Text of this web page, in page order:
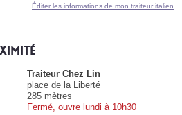
Éditer les informations de mon traiteur italien
Traiteur Chez Lin
place de la Liberté
285 mètres
Fermé, ouvre lundi à 10h30